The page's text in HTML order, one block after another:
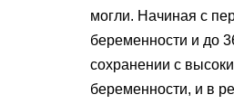
могли. Начиная с
беременности и до
сохранении с
беременности, и в